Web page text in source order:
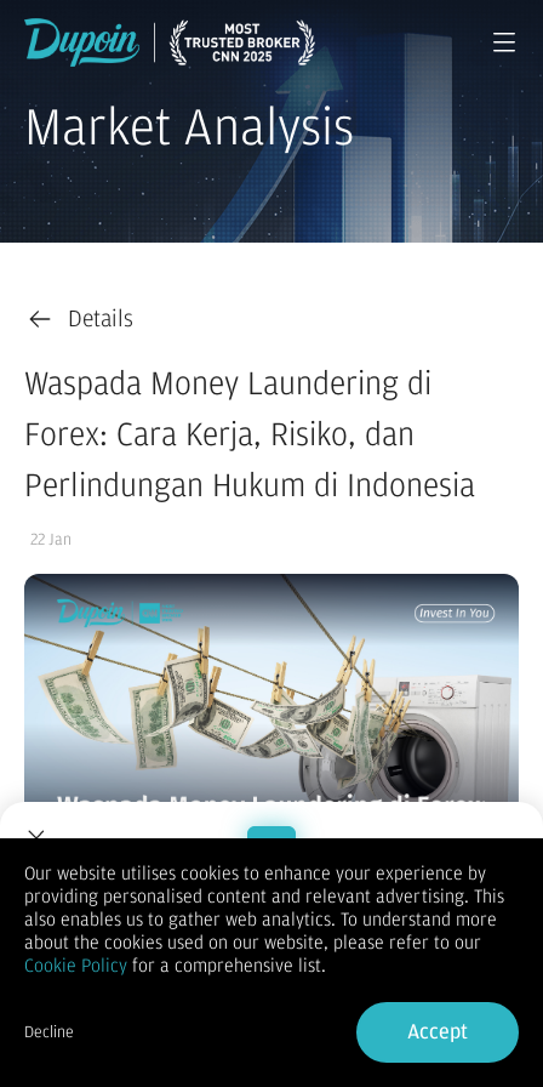
Market Analysis
Details
Waspada Money Laundering di
Forex: Cara Kerja, Risiko, dan
Perlindungan Hukum di Indonesia
22 Jan
Perkembangan teknologi finansial telah membuat pasar valuta
asing atau forex menjadi salah satu instrumen investasi dan
perdagangan paling aktif di dunia. Dengan volume transaksi
peluang keuntungan besar sekaligus fleksibilitas tinggi bagi
para pelaku pasar. Namun, di balik potensi tersebut, terdapat
risiko serius yang sering luput dari perhatian, yaitu praktik
Welcome to Dupoin.
Trade with a Trusted Broker
Sign in
Our website utilises cookies to enhance your experience by
providing personalised content and relevant advertising. This
also enables us to gather web analytics. To understand more
about the cookies used on our website, please refer to our
Cookie Policy for a comprehensive list.
Decline Accept